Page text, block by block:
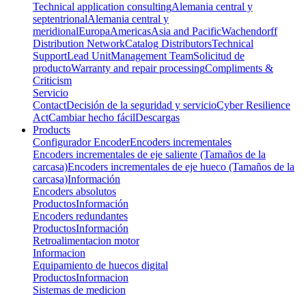
Technical application consultingAlemania central y
septentrionalAlemania central y
meridionalEuropaAmericasAsia and PacificWachendorff
Distribution NetworkCatalog DistributorsTechnical
SupportLead UnitManagement TeamSolicitud de
productoWarranty and repair processingCompliments &
Criticism
Servicio
ContactDecisión de la seguridad y servicioCyber Resilience
ActCambiar hecho fácilDescargas
Products
Configurador EncoderEncoders incrementales
Encoders incrementales de eje saliente (Tamaños de la
carcasa)Encoders incrementales de eje hueco (Tamaños de la
carcasa)Información
Encoders absolutos
ProductosInformación
Encoders redundantes
ProductosInformación
Retroalimentacion motor
Informacion
Equipamiento de huecos digital
ProductosInformacion
Sistemas de medicion